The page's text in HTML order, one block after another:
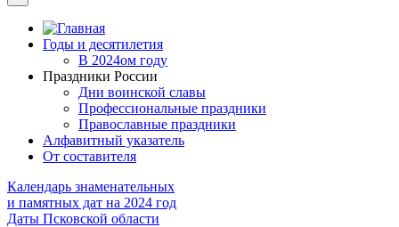
Годы и десятилетия
В 2024ом году
Праздники России
Дни воинской славы
Профессиональные праздники
Православные праздники
Алфавитный указатель
От составителя
Календарь знаменательных
и памятных дат на 2024 год
Даты Псковской области